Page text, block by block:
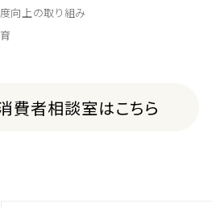
向上の取り組み
費者相談室はこちら